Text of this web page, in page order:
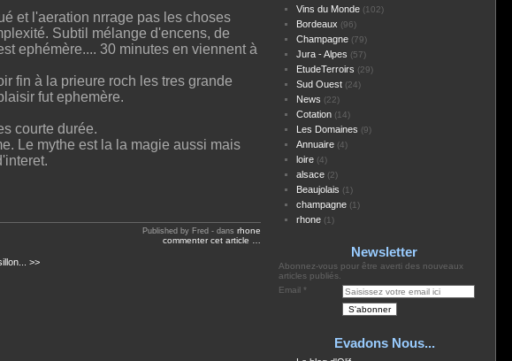
et l'aeration nrrage pas les choses
Subtil mélange d'encens, de
ephémère.... 30 minutes en viennent à
fin à la prieure roch les tres grande
fut ephemère.
courte durée.
Le mythe est la la magie aussi mais
Published by Fred -dans rhone
commenter cet article
>>
Vins du Monde(102)
Bordeaux (96)
Champagne(79)
Jura - Alpes (57)
EtudeTerroirs (29)
Sud Ouest(24)
News (22)
Cotation(14)
Les Domaines (9)
Annuaire(4)
loire(4)
alsace(2)
Beaujolais (1)
champagne(1)
rhone(1)
Newsletter
Abonnez-vous pour être averti des nouveaux
articles publiés.
Email
Evadons Nous...